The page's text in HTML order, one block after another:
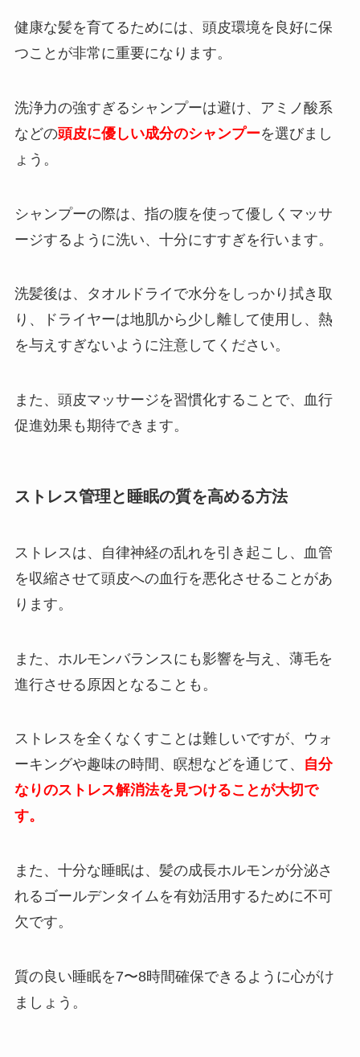
健康な髪を育てるためには、頭皮環境を良好に保
つことが非常に重要になります。
洗浄力の強すぎるシャンプーは避け、アミノ酸系
などの頭皮に優しい成分のシャンプーを選びまし
ょう。
シャンプーの際は、指の腹を使って優しくマッサ
ージするように洗い、十分にすすぎを行います。
洗髪後は、タオルドライで水分をしっかり拭き取
り、ドライヤーは地肌から少し離して使用し、熱
を与えすぎないように注意してください。
また、頭皮マッサージを習慣化することで、血行
促進効果も期待できます。
ストレス管理と睡眠の質を高める方法
ストレスは、自律神経の乱れを引き起こし、血管
を収縮させて頭皮への血行を悪化させることがあ
ります。
また、ホルモンバランスにも影響を与え、薄毛を
進行させる原因となることも。
ストレスを全くなくすことは難しいですが、ウォ
ーキングや趣味の時間、瞑想などを通じて、
自分
なりのストレス解消法を見つけることが大切で
す。
また、十分な睡眠は、髪の成長ホルモンが分泌さ
れるゴールデンタイムを有効活用するために不可
欠です。
質の良い睡眠を7〜8時間確保できるように心がけ
ましょう。